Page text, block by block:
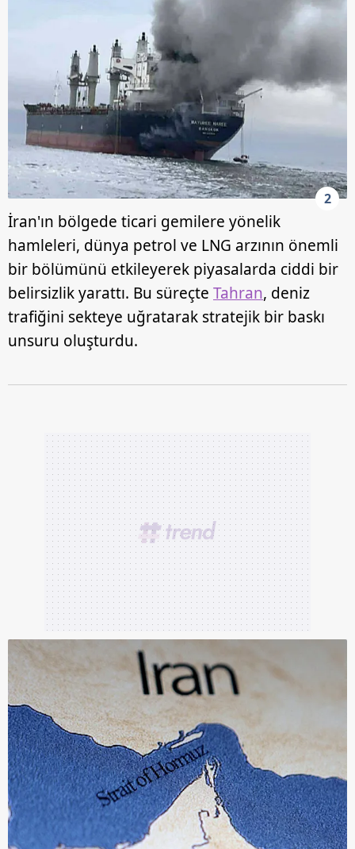
2
İran'ın bölgede ticari gemilere yönelik
hamleleri, dünya petrol ve LNG arzının önemli
bir bölümünü etkileyerek piyasalarda ciddi bir
belirsizlik yarattı. Bu süreçte Tahran, deniz
trafiğini sekteye uğratarak stratejik bir baskı
unsuru oluşturdu.